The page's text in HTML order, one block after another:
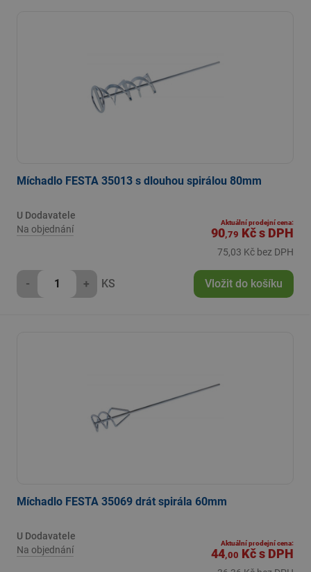
Míchadlo FESTA 35013 s dlouhou spirálou 80mm
U Dodavatele
Na objednání
Aktuální prodejní cena:
90,79 Kčs DPH
75,03 Kč bez DPH
- + KS Vložit do košíku
Míchadlo FESTA 35069 drát spirála 60mm
U Dodavatele
Na objednání
Aktuální prodejní cena:
44,00 Kčs DPH